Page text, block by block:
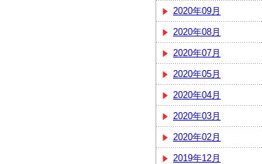
2020年09月
2020年08月
2020年07月
2020年05月
2020年04月
2020年03月
2020年02月
2019年12月